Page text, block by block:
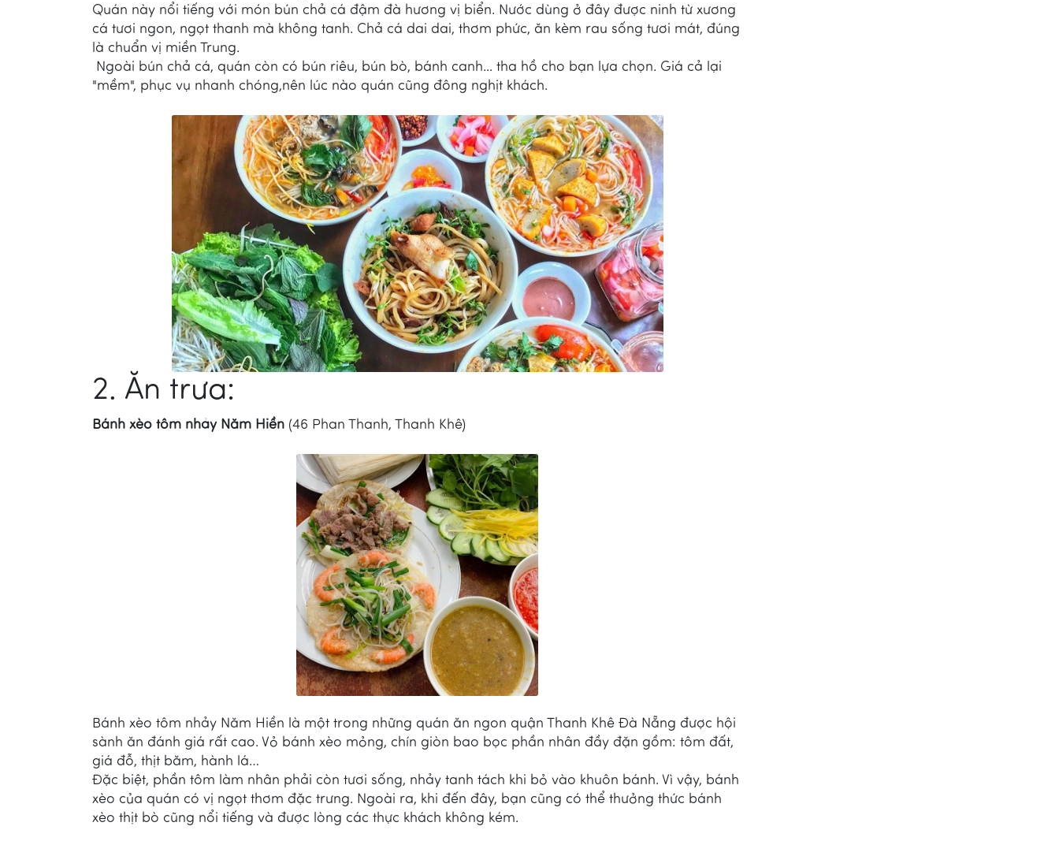
Quán này nổi tiếng với món bún chả cá đậm đà hương vị biển. Nước dùng ở đây được ninh từ xương
cá tươi ngon, ngọt thanh mà không tanh. Chả cá dai dai, thơm phức, ăn kèm rau sống tươi mát, đúng
là chuẩn vị miền Trung.
Ngoài bún chả cá, quán còn có bún riêu, bún bò, bánh canh... tha hồ cho bạn lựa chọn. Giá cả lại
"mềm", phục vụ nhanh chóng,nên lúc nào quán cũng đông nghịt khách.
2. Ăn trưa:
Bánh xèo tôm nhảy Năm Hiền (46 Phan Thanh, Thanh Khê)
Bánh xèo tôm nhảy Năm Hiền là một trong những quán ăn ngon quận Thanh Khê Đà Nẵng được hội
sành ăn đánh giá rất cao. Vỏ bánh xèo mỏng, chín giòn bao bọc phần nhân đầy đặn gồm: tôm đất,
giá đỗ, thịt băm, hành lá…
Đặc biệt, phần tôm làm nhân phải còn tươi sống, nhảy tanh tách khi bỏ vào khuôn bánh. Vì vậy, bánh
xèo của quán có vị ngọt thơm đặc trưng. Ngoài ra, khi đến đây, bạn cũng có thể thưởng thức bánh
xèo thịt bò cũng nổi tiếng và được lòng các thực khách không kém.